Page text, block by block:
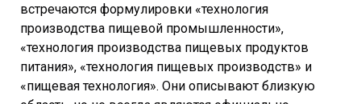
встречаются формулировки «технология
производства пищевой промышленности»,
«технология производства пищевых продуктов
питания», «технология пищевых производств» и
«пищевая технология». Они описывают близкую